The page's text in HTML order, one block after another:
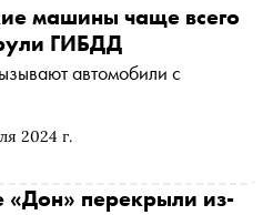
2024 г.
машины чаще всего
ГИБДД
автомобили с
«Дон» перекрыли из-